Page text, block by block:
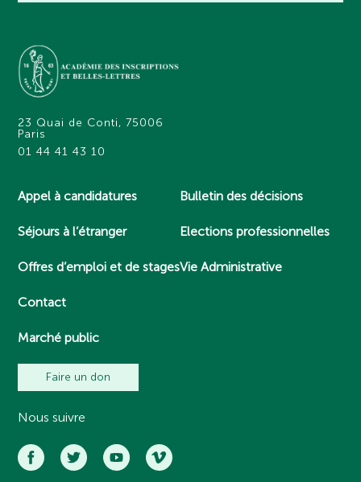
23 Quai de Conti, 75006
Paris
01 44 41 43 10
Appel à candidatures
Séjours à l’étranger
Offres d’emploi et de stages
Contact
Marché public
Bulletin des décisions
Elections professionnelles
Vie Administrative
Faire un don
Nous suivre